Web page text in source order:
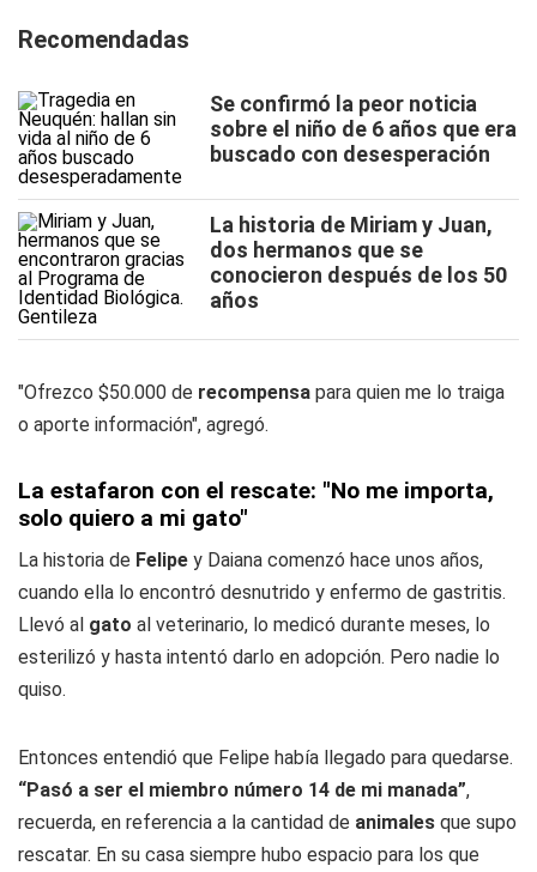
Recomendadas
Se confirmó la peor noticia
sobre el niño de 6 años que era
buscado con desesperación
La historia de Miriam y Juan,
dos hermanos que se
conocieron después de los 50
años
"Ofrezco $50.000 de recompensa para quien me lo traiga
o aporte información", agregó.
La estafaron con el rescate: "No me importa,
solo quiero a mi gato"
La historia de Felipe y Daiana comenzó hace unos años,
cuando ella lo encontró desnutrido y enfermo de gastritis.
Llevó al gato al veterinario, lo medicó durante meses, lo
esterilizó y hasta intentó darlo en adopción. Pero nadie lo
quiso.
Entonces entendió que Felipe había llegado para quedarse.
“Pasó a ser el miembro número 14 de mi manada”,
recuerda, en referencia a la cantidad de animales que supo
rescatar. En su casa siempre hubo espacio para los que